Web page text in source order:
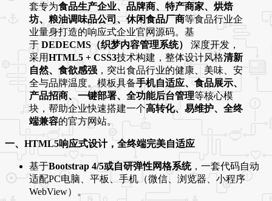
套专为食品生产企业、品牌商、特产商家、烘焙
坊、粮油调味品公司、休闲食品厂商等食品行业企
业量身打造的响应式企业官网源码。基
于 DEDECMS（织梦内容管理系统）
深度开发，
采用HTML5 + CSS3技术构建，整体设计风格清新
自然、食欲感强 ，突出食品行业的健康、美味、安
全与品牌温度。模板具备手机自适应、食品展示、
产品招商、一键部署、全功能后台管理等核心模
块，帮助企业快速搭建一个高转化、易维护、全终
端兼容的官方网站。
一、HTML5响应式设计，全终端完美自适应
基于Bootstrap 4/5或自研弹性网格系统，一套代码自动
适配PC电脑、平板、手机（微信、浏览器、小程序
WebView）。